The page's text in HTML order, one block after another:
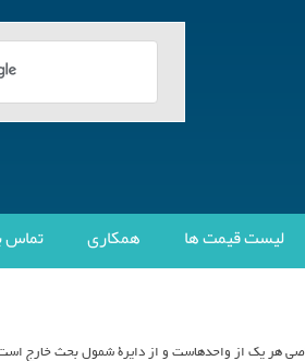
لیست قیمت ها همکاری تماس
هر يك از واحدهاست و از دايرة شمول بحث خارج